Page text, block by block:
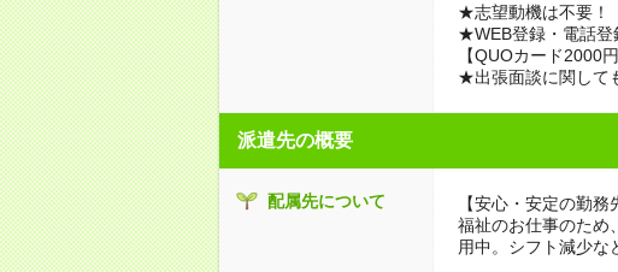
★志望動機は不要！
★WEB登録・電話登
【QUOカード2000
★出張面談に関して
派遣先の概要
配属先について
【安心・安定の勤務
福祉のお仕事のため
用中。シフト減少な